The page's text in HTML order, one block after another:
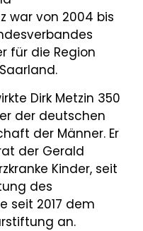
war von 2004 bis
für die Region
Dirk Metzin 350
der deutschen
der Männer. Er
der Gerald
Kinder, seit
des
seit 2017 dem
an.